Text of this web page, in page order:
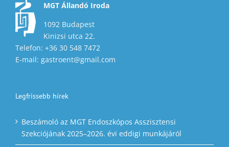
MGT Állandó Iroda
1092 Budapest
Kinizsi utca 22.
Telefon: +36 30 548 7472
E-mail: gastroent@gmail.com
Legfrissebb hírek
Beszámoló az MGT Endoszkópos Asszisztensi
Szekciójának 2025–2026. évi eddigi munkájáról